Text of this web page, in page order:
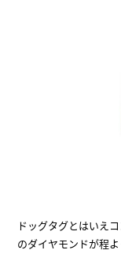
ドッグタグとはいえ
のダイヤモンドが程